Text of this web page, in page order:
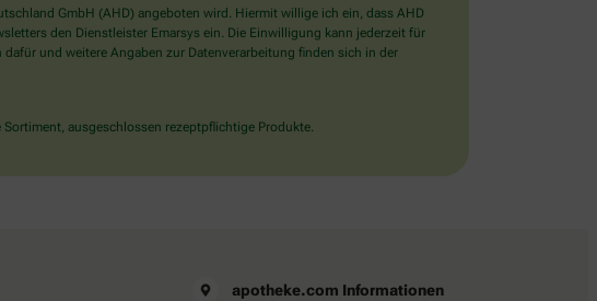
GmbH (AHD) angeboten wird. Hiermit willige ich ein, dass AHD
den Dienstleister Emarsys ein. Die Einwilligung kann jederzeit für
und weitere Angaben zur Datenverarbeitung finden sich in der
ausgeschlossen rezeptpflichtige Produkte.
apotheke.com Informationen